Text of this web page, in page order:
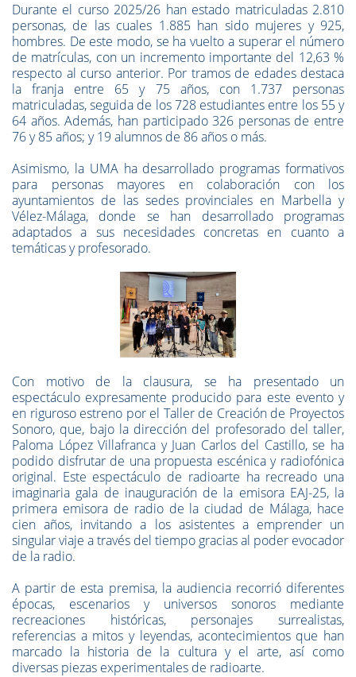
Durante el curso 2025/26 han estado matriculadas 2.810
personas, de las cuales 1.885 han sido mujeres y 925,
hombres. De este modo, se ha vuelto a superar el número
de matrículas, con un incremento importante del 12,63 %
respecto al curso anterior. Por tramos de edades destaca
la franja entre 65 y 75 años, con 1.737 personas
matriculadas, seguida de los 728 estudiantes entre los 55 y
64 años. Además, han participado 326 personas de entre
76 y 85 años; y 19 alumnos de 86 años o más.
Asimismo, la UMA ha desarrollado programas formativos
para personas mayores en colaboración con los
ayuntamientos de las sedes provinciales en Marbella y
Vélez-Málaga, donde se han desarrollado programas
adaptados a sus necesidades concretas en cuanto a
temáticas y profesorado.
Con motivo de la clausura, se ha presentado un
espectáculo expresamente producido para este evento y
en riguroso estreno por el Taller de Creación de Proyectos
Sonoro, que, bajo la dirección del profesorado del taller,
Paloma López Villafranca y Juan Carlos del Castillo, se ha
podido disfrutar de una propuesta escénica y radiofónica
original. Este espectáculo de radioarte ha recreado una
imaginaria gala de inauguración de la emisora EAJ-25, la
primera emisora de radio de la ciudad de Málaga, hace
cien años, invitando a los asistentes a emprender un
singular viaje a través del tiempo gracias al poder evocador
de la radio.
A partir de esta premisa, la audiencia recorrió diferentes
épocas, escenarios y universos sonoros mediante
recreaciones históricas, personajes surrealistas,
referencias a mitos y leyendas, acontecimientos que han
marcado la historia de la cultura y el arte, así como
diversas piezas experimentales de radioarte.